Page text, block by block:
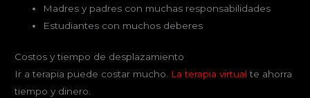
Madres y padres con muchas responsabilidades
Estudiantes con muchos deberes
Costos y tiempo de desplazamiento
Ir a terapia puede costar mucho. La terapia virtual te ahorra
tiempo y dinero.